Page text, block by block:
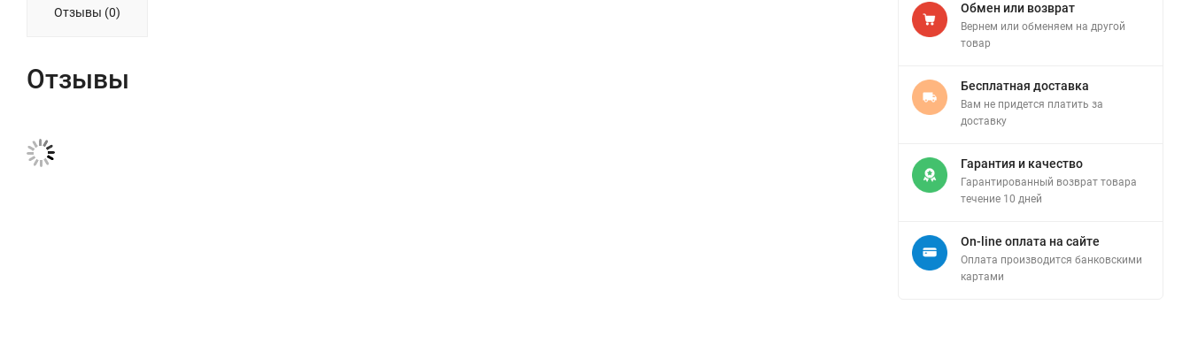
Отзывы (0)
Отзывы
Обмен или возврат
Вернем или обменяем на другой
товар
Бесплатная доставка
Вам не придется платить за
доставку
Гарантия и качество
Гарантированный возврат товара
течение 10 дней
On-line оплата на сайте
Оплата производится банковскими
картами